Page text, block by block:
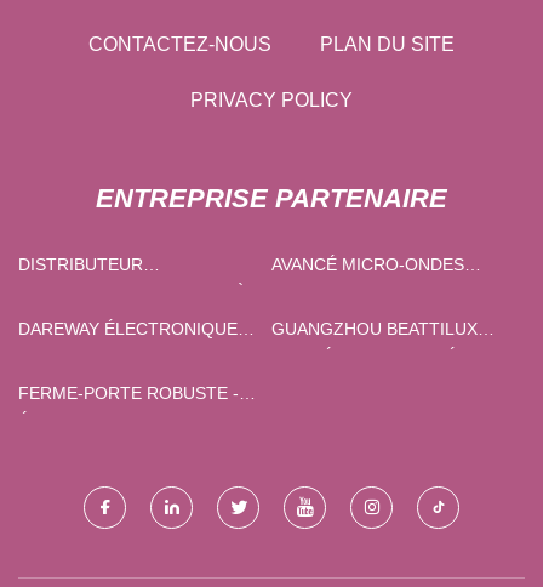
CONTACTEZ-NOUS PLAN DU SITE
PRIVACY POLICY
ENTREPRISE PARTENAIRE
DISTRIBUTEUR
PAPA PERSONNALISÉ
AVANCÉ MICRO-ONDES
DAREWAY ÉLECTRONIQUE
GUANGZHOU BEATTILUX
FERME-PORTE ROBUSTE -